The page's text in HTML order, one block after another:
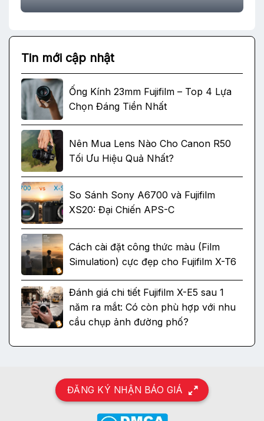
Tin mới cập nhật
Ống Kính 23mm Fujifilm – Top 4 Lựa
Chọn Đáng Tiền Nhất
Nên Mua Lens Nào Cho Canon R50
Tối Ưu Hiệu Quả Nhất?
So Sánh Sony A6700 và Fujifilm
XS20: Đại Chiến APS-C
Cách cài đặt công thức màu (Film
Simulation) cực đẹp cho Fujifilm X-T6
Đánh giá chi tiết Fujifilm X-E5 sau 1
năm ra mắt: Có còn phù hợp với nhu
cầu chụp ảnh đường phố?
ĐĂNG KÝ NHẬN BÁO GIÁ